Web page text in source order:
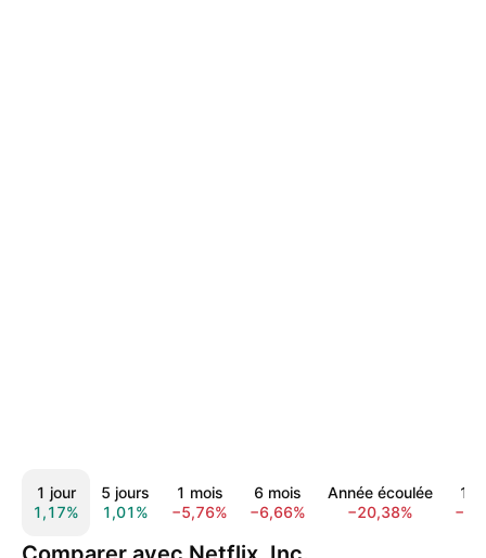
1 jour
1,17%
5 jours
1,01%
1 mois
−5,76%
6 mois
−6,66%
Année écoulée
−20,38%
1